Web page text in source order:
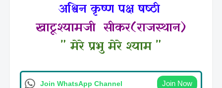
अश्विन कृष्ण पक्ष षष्ठी
खाटूश्यामजी सीकर(राजस्थान)
" मेरे प्रभु मेरे श्याम "
Join WhatsApp Channel Join Now